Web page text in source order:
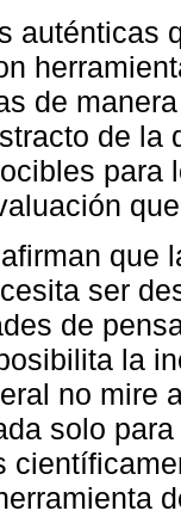
auténticas
de
de la
para
que
ser
de
la
no mire
solo